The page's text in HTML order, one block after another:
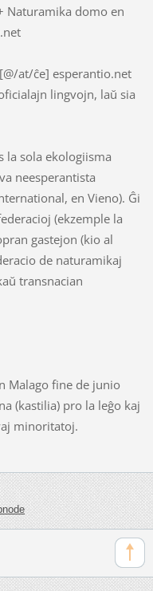
Naturamika domo en
at/ĉe] esperantio.net
lingvojn, laŭ sia
la sola ekologiisma
neesperantista
en Vieno). Ĝi
(ekzemple la
gastejon (kio al
de naturamikaj
transnacian
Malago fine de junio
(kastilia) pro la leĝo kaj
minoritatoj.